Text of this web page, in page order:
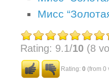
Мисс
Rating: 9.1/10 (8
Rating: 0 (from 0